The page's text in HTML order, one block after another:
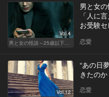
Vol.4
男と女の怪談～25歳以下閲覧禁止～
男と女
「人に
お受験
恋愛
Vol.12
“あの日
きたの
恋愛